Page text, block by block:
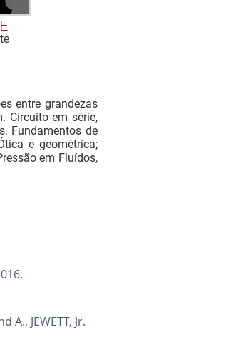
entre grandezas
Circuito em série,
Fundamentos de
e geométrica;
em Fluídos,
JEWETT, Jr.